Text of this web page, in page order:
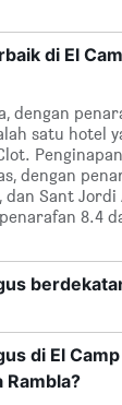
di El
dengan
satu hotel
dengan
dan Sant
8.4
di El
Rambla?